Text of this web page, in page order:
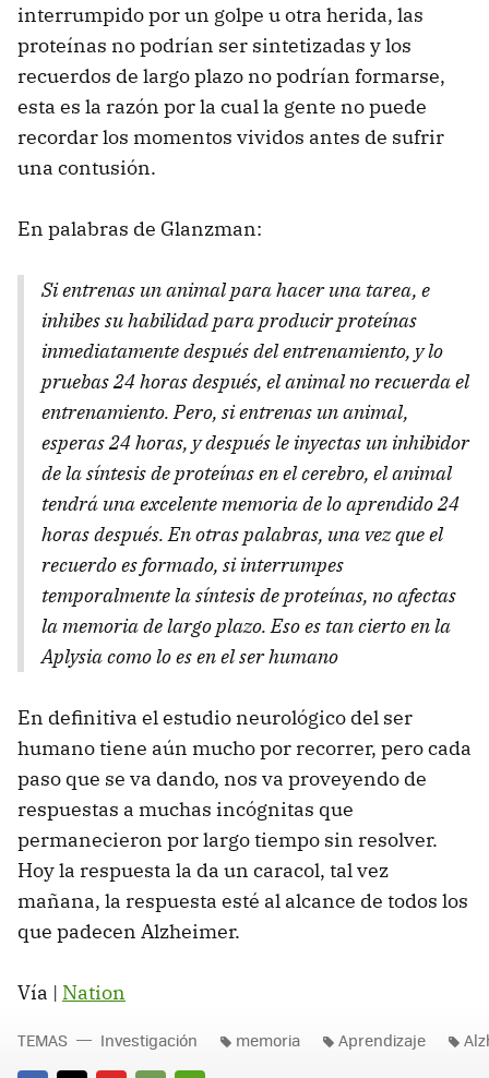
interrumpido por un golpe u otra herida, las
proteínas no podrían ser sintetizadas y los
recuerdos de largo plazo no podrían formarse,
esta es la razón por la cual la gente no puede
recordar los momentos vividos antes de sufrir
una contusión.
En palabras de Glanzman:
Si entrenas un animal para hacer una tarea, e
inhibes su habilidad para producir proteínas
inmediatamente después del entrenamiento, y lo
pruebas 24 horas después, el animal no recuerda el
entrenamiento. Pero, si entrenas un animal,
esperas 24 horas, y después le inyectas un inhibidor
de la síntesis de proteínas en el cerebro, el animal
tendrá una excelente memoria de lo aprendido 24
horas después. En otras palabras, una vez que el
recuerdo es formado, si interrumpes
temporalmente la síntesis de proteínas, no afectas
la memoria de largo plazo. Eso es tan cierto en la
Aplysia como lo es en el ser humano
En definitiva el estudio neurológico del ser
humano tiene aún mucho por recorrer, pero cada
paso que se va dando, nos va proveyendo de
respuestas a muchas incógnitas que
permanecieron por largo tiempo sin resolver.
Hoy la respuesta la da un caracol, tal vez
mañana, la respuesta esté al alcance de todos los
que padecen Alzheimer.
Vía | Nation
TEMAS Investigación memoria Aprendizaje